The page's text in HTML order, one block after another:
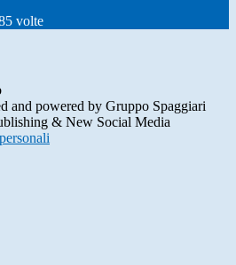
volte
and powered by Gruppo Spaggiari
& New Social Media